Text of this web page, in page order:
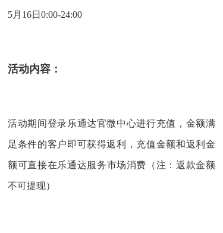
5月16日0:00-24:00
活动内容：
活动期间登录乐通达官微中心进行充值，金额满
足条件的客户即可获得返利，充值金额和返利金
额可直接在乐通达服务市场消费（注：返款金额
不可提现）